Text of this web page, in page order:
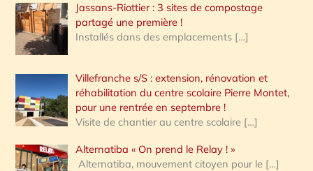
Jassans-Riottier : 3 sites de compostage
partagé une première !
Installés dans des emplacements […]
Villefranche s/S : extension, rénovation et
réhabilitation du centre scolaire Pierre Montet,
pour une rentrée en septembre !
Visite de chantier au centre scolaire […]
Alternatiba « On prend le Relay ! »
Alternatiba, mouvement citoyen pour le […]